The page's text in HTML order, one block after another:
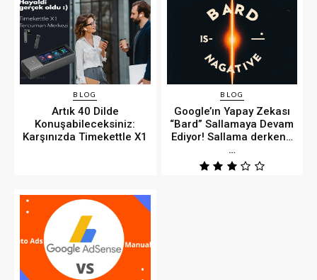
BLOG
Artık 40 Dilde
Konuşabileceksiniz:
Karşınızda Timekettle X1
BLOG
Google’ın Yapay Zekası
“Bard” Sallamaya Devam
Ediyor! Sallama derken…
…